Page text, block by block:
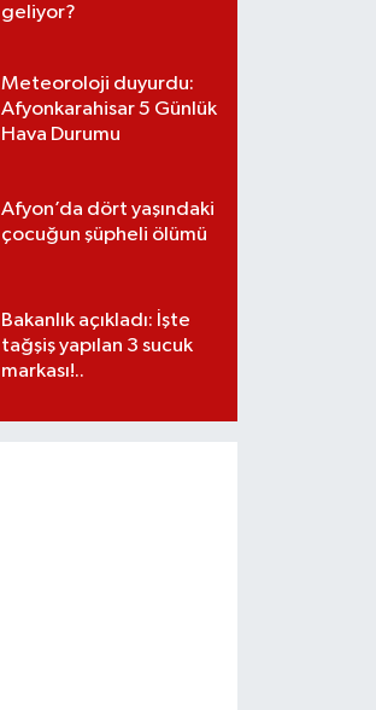
geliyor?
Meteoroloji duyurdu:
Afyonkarahisar 5 Günlük
Hava Durumu
Afyon’da dört yaşındaki
çocuğun şüpheli ölümü
Bakanlık açıkladı: İşte
tağşiş yapılan 3 sucuk
markası!..